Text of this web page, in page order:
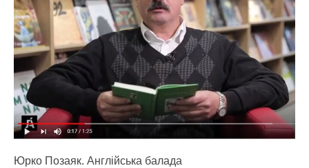
Юрко Позаяк. Англійська балада